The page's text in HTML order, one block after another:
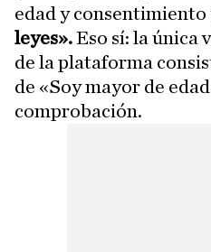
edad y consentimiento
leyes».Eso sí: la única
de la plataforma
de «Soy mayor de
comprobación.